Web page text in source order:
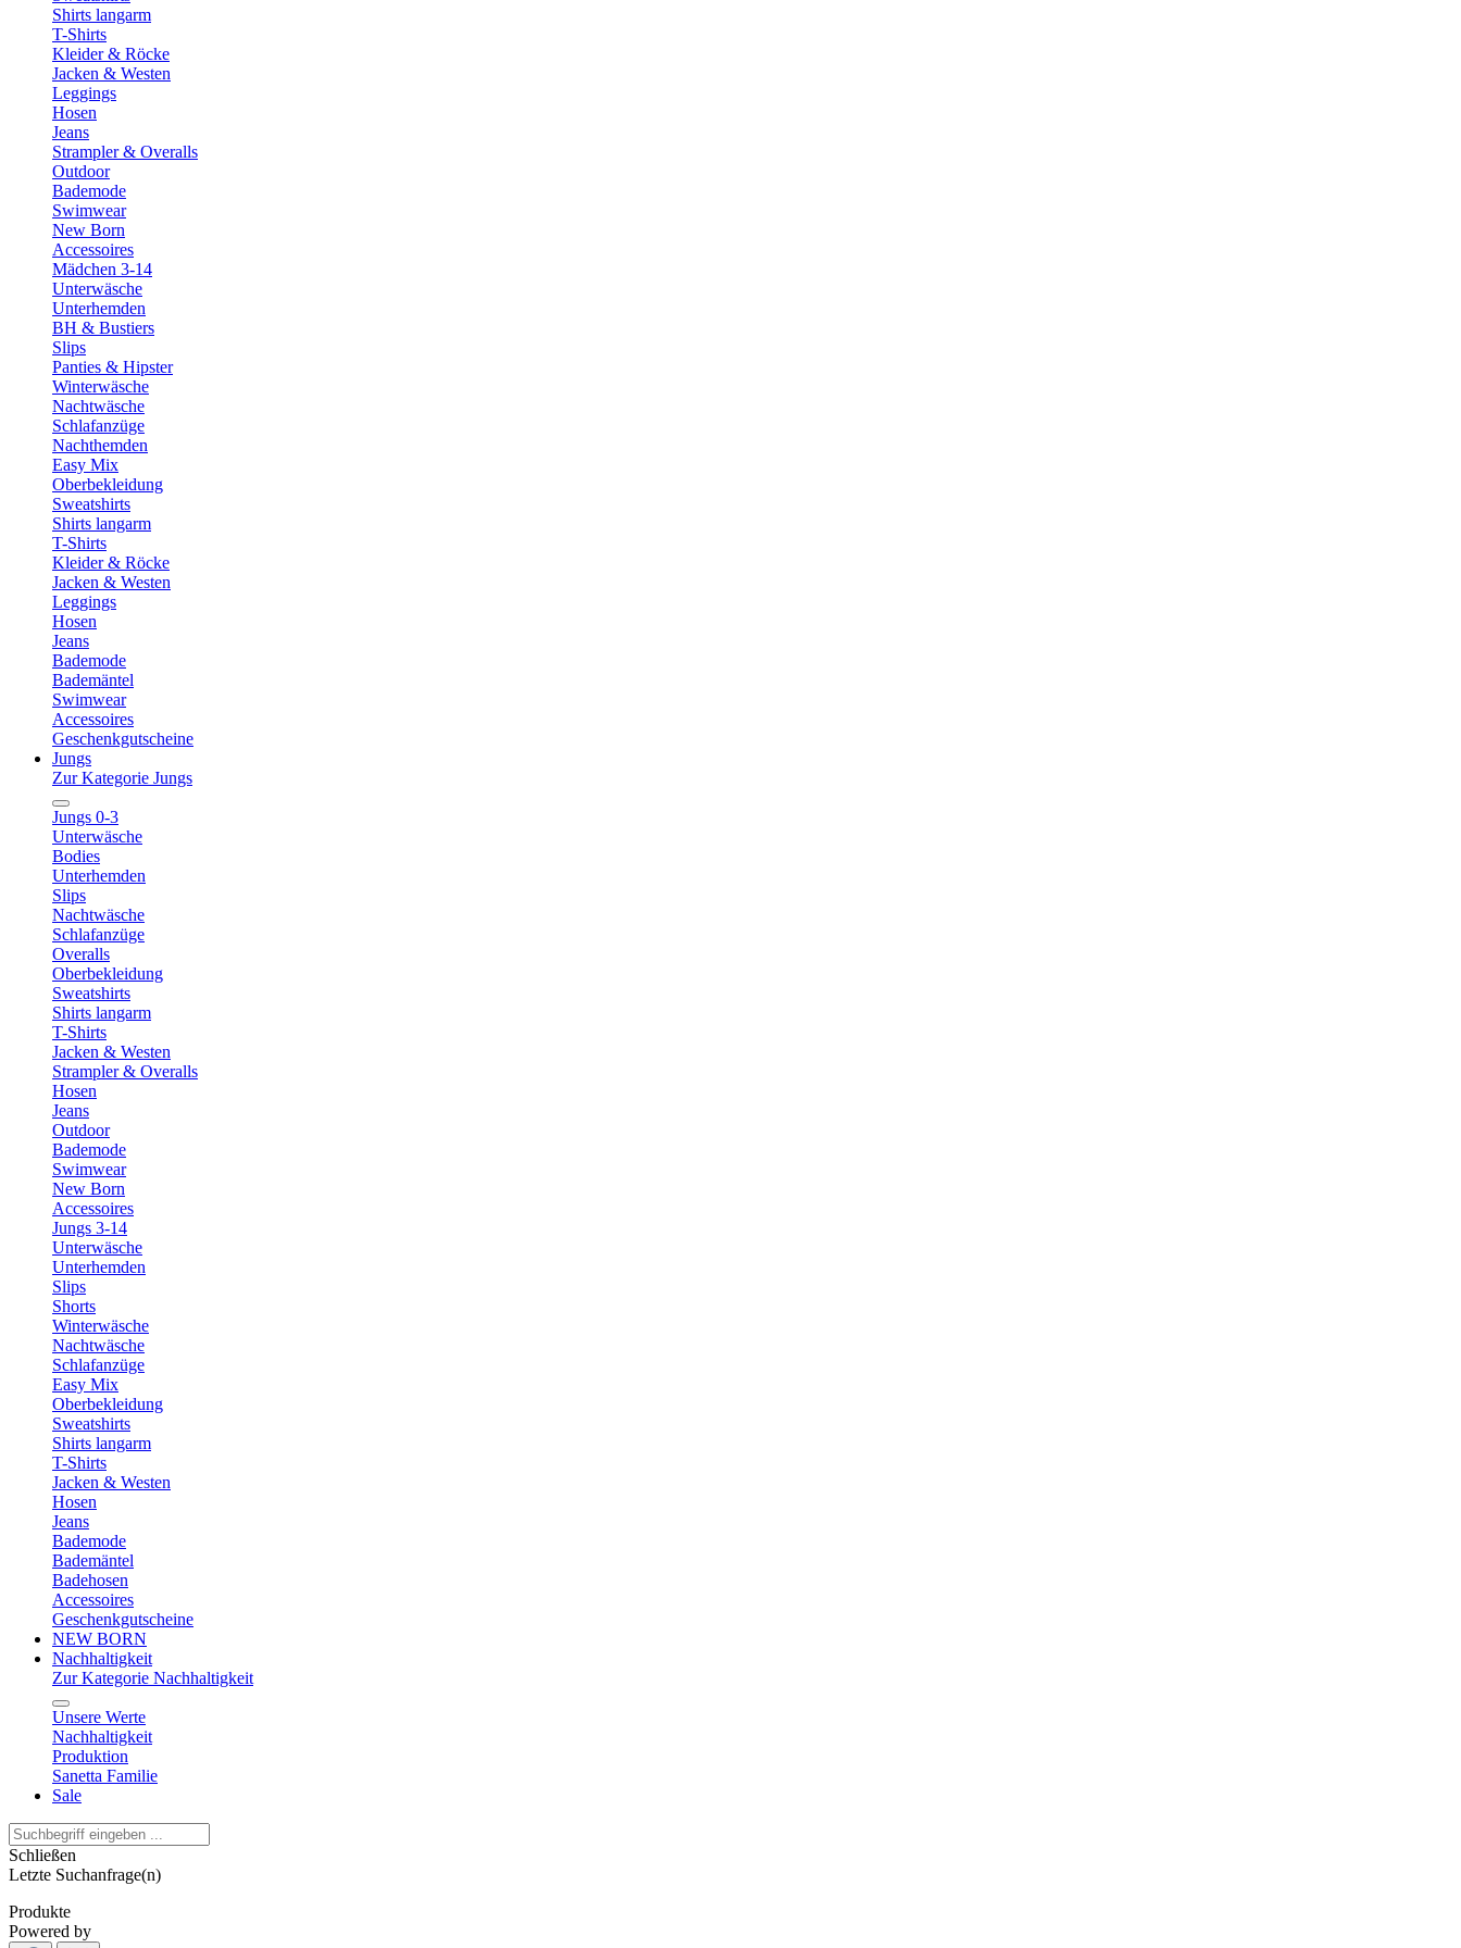
Shirts langarm
T-Shirts
Kleider & Röcke
Jacken & Westen
Leggings
Hosen
Jeans
Strampler & Overalls
Outdoor
Bademode
Swimwear
New Born
Accessoires
Mädchen 3-14
Unterwäsche
Unterhemden
BH & Bustiers
Slips
Panties & Hipster
Winterwäsche
Nachtwäsche
Schlafanzüge
Nachthemden
Easy Mix
Oberbekleidung
Sweatshirts
Shirts langarm
T-Shirts
Kleider & Röcke
Jacken & Westen
Leggings
Hosen
Jeans
Bademode
Bademäntel
Swimwear
Accessoires
Geschenkgutscheine
Jungs
Zur Kategorie Jungs
Jungs 0-3
Unterwäsche
Bodies
Unterhemden
Slips
Nachtwäsche
Schlafanzüge
Overalls
Oberbekleidung
Sweatshirts
Shirts langarm
T-Shirts
Jacken & Westen
Strampler & Overalls
Hosen
Jeans
Outdoor
Bademode
Swimwear
New Born
Accessoires
Jungs 3-14
Unterwäsche
Unterhemden
Slips
Shorts
Winterwäsche
Nachtwäsche
Schlafanzüge
Easy Mix
Oberbekleidung
Sweatshirts
Shirts langarm
T-Shirts
Jacken & Westen
Hosen
Jeans
Bademode
Bademäntel
Badehosen
Accessoires
Geschenkgutscheine
NEW BORN
Nachhaltigkeit
Zur Kategorie Nachhaltigkeit
Unsere Werte
Nachhaltigkeit
Produktion
Sanetta Familie
Sale
Schließen
Letzte Suchanfrage(n)
Produkte
Powered by